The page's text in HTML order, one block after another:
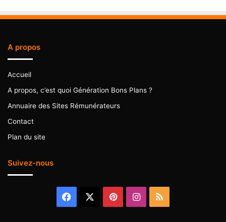
A propos
Accueil
A propos, c’est quoi Génération Bons Plans ?
Annuaire des Sites Rémunérateurs
Contact
Plan du site
Suivez-nous
Facebook PinterestInstagram
RSS